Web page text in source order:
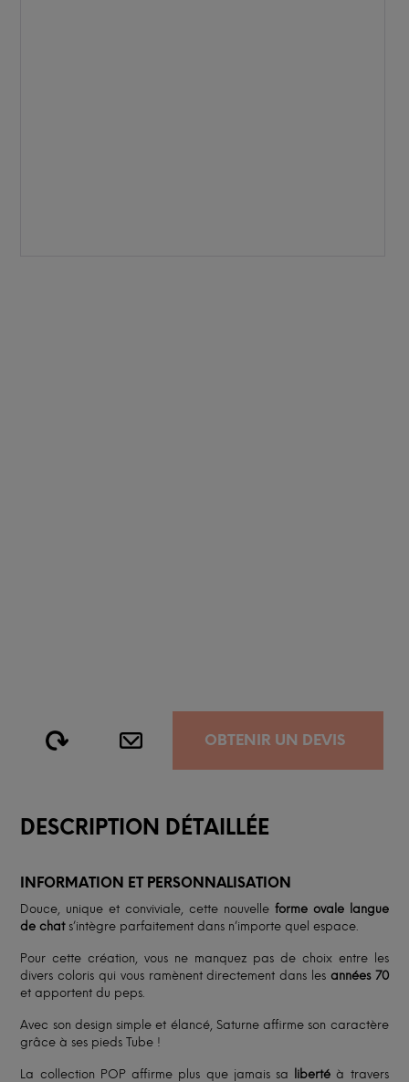
OBTENIR UN DEVIS
DESCRIPTION DÉTAILLÉE
INFORMATION ET PERSONNALISATION
Douce, unique et conviviale, cette nouvelle forme ovale langue
de chats’intègre parfaitement dans n’importe quel espace.
Pour cette création, vous ne manquez pas de choix entre les
divers coloris qui vous ramènent directement dans les années 70
et apportent du peps.
Avec son design simple et élancé, Saturne affirme son caractère
grâce à ses pieds Tube !
La collection POP affirme plus que jamais sa liberté à travers